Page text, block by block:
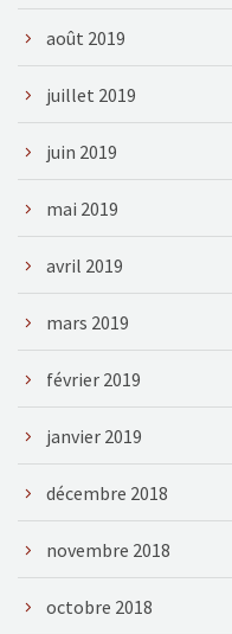
août 2019
juillet 2019
juin 2019
mai 2019
avril 2019
mars 2019
février 2019
janvier 2019
décembre 2018
novembre 2018
octobre 2018